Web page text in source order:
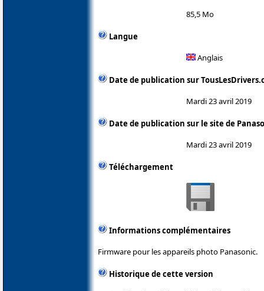
85,5 Mo
Langue
Anglais
Date de publication sur
Mardi 23 avril 2019
Date de publication sur le site de
Mardi 23 avril 2019
Téléchargement
Informations complémentaires
Firmware pour les appareils photo Panasonic.
Historique de cette version